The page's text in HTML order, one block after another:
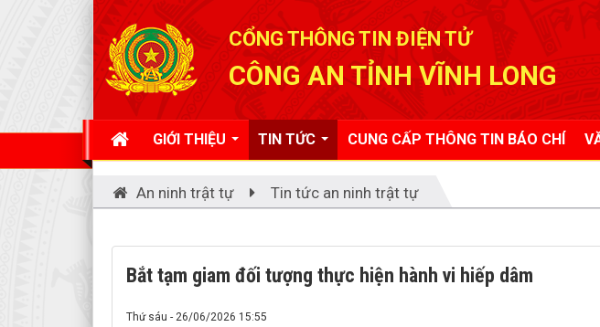
CỔNG THÔNG TIN ĐIỆN TỬ
CÔNG AN TỈNH VĨNH LONG
GIỚI THIỆU TIN TỨC CUNG CẤP THÔNG TIN BÁO CHÍ
An ninh trật tự Tin tức an ninh trật tự
Bắt tạm giam đối tượng thực hiện hành vi hiếp dâm
Thứ sáu - 26/06/2026 15:55